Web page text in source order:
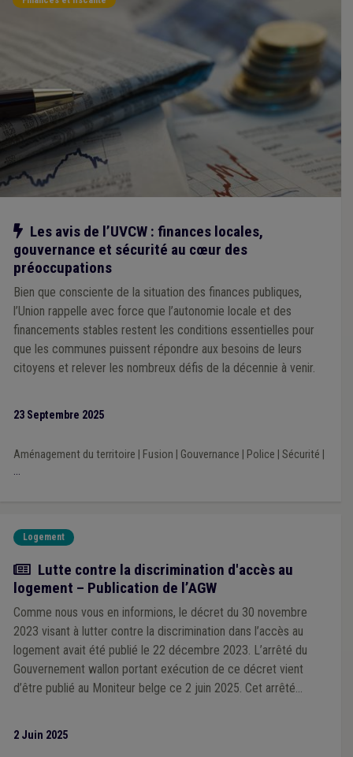
Notre action
Les avis de l’UVCW : finances locales,
gouvernance et sécurité au cœur des
préoccupations
Bien que consciente de la situation des finances publiques,
l’Union rappelle avec force que l’autonomie locale et des
financements stables restent les conditions essentielles pour
que les communes puissent répondre aux besoins de leurs
citoyens et relever les nombreux défis de la décennie à venir.
23 Septembre 2025
Aménagement du territoire Fusion Gouvernance Police Sécurité
...
Logement
Actualité
Lutte contre la discrimination d'accès au
logement – Publication de l’AGW
Comme nous vous en informions, le décret du 30 novembre
2023 visant à lutter contre la discrimination dans l’accès au
logement avait été publié le 22 décembre 2023. L’arrêté du
Gouvernement wallon portant exécution de ce décret vient
d’être publié au Moniteur belge ce 2 juin 2025. Cet arrêté
2 Juin 2025